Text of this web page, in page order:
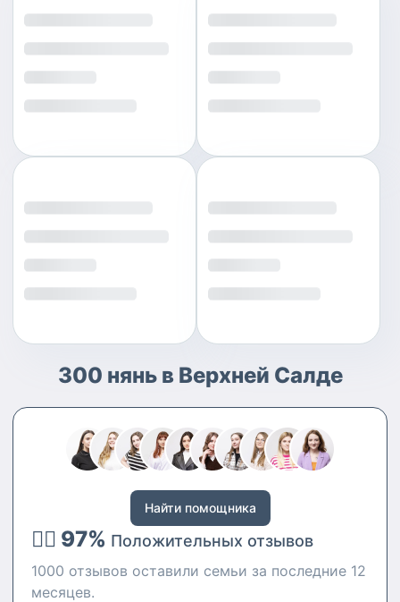
300 нянь в Верхней Салде
Найти помощника
👍🏻 97% Положительных отзывов
1000 отзывов оставили семьи за последние 12
месяцев.